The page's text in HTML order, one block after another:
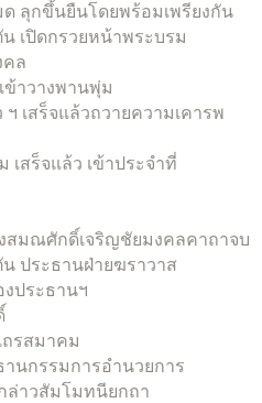
ลุกขึ้นยืนโดยพร้อมเพรียงกัน
เปิดกรวยหน้าพระบรม
คล
าวางพานพุ่ม
เสร็จแล้วถวายความเคารพ
สร็จแล้ว เข้าประจำที่
สมณศักดิ์เจริญชัยมงคลคาถาจบ
ประธานฝ่ายฆราวาส
ประธานฯ
รสมาคม
นกรรมการอำนวยการ
ล่าวสัมโมทนียกถา